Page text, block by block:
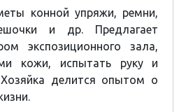
types of leather and the secrets of
their own hand at producing
finished products. Master’s classes
owner will also discuss her
lifestyle.
конной упряжи, ремни,
и др. Предлагает
экспозиционного зала,
кожи, испытать руку и
делится опытом о